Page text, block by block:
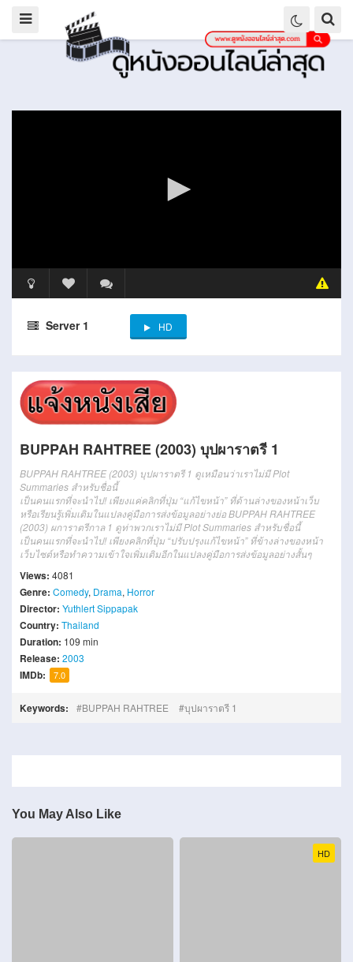
Server 1 HD
BUPPAH RAHTREE (2003) บุปผาราตรี 1
BUPPAH RAHTREE (2003) บุปผาราตรี 1 ดูเหมือนว่าเราไม่มี Plot
Summaries สำหรับชื่อนี้
เป็นคนแรกที่จะนำไป! เพียงแค่คลิกที่ปุ่ม “แก้ไขหน้า” ที่ด้านล่างของหน้าเว็บ
หรือเรียนรู้เพิ่มเติมในแปลงคู่มือการส่งข้อมูลอย่างย่อ BUPPAH RAHTREE
(2003) ผการาตรีกาล 1 ดูท่าพวกเราไม่มี Plot Summaries สำหรับชื่อนี้
เป็นคนแรกที่จะนำไป! เพียงคลิกที่ปุ่ม “ปรับปรุงแก้ไขหน้า” ที่ข้างล่างของหน้า
เว็บไซต์หรือทำความเข้าใจเพิ่มเติมอีกในแปลงคู่มือการส่งข้อมูลอย่างสั้นๆ
Views: 4081
Genre: Comedy, Drama, Horror
Director: Yuthlert Sippapak
Country: Thailand
Duration: 109 min
Release: 2003
IMDb: 7.0
Keywords: BUPPAH RAHTREE บุปผาราตรี 1
You May Also Like
HD